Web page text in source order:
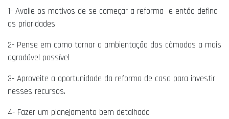
1- Avalie os motivos de se começar a reforma e então defina
as prioridades
2- Pense em como tornar a ambientação dos cômodos a mais
agradável possível
3- Aproveite a oportunidade da reforma de casa para investir
nesses recursos.
4- Fazer um planejamento bem detalhado